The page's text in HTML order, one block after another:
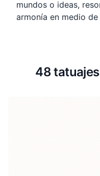
mundos o ideas,
armonía en medio
48